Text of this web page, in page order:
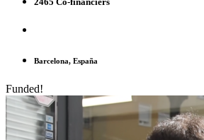
Barcelona, España
Funded!